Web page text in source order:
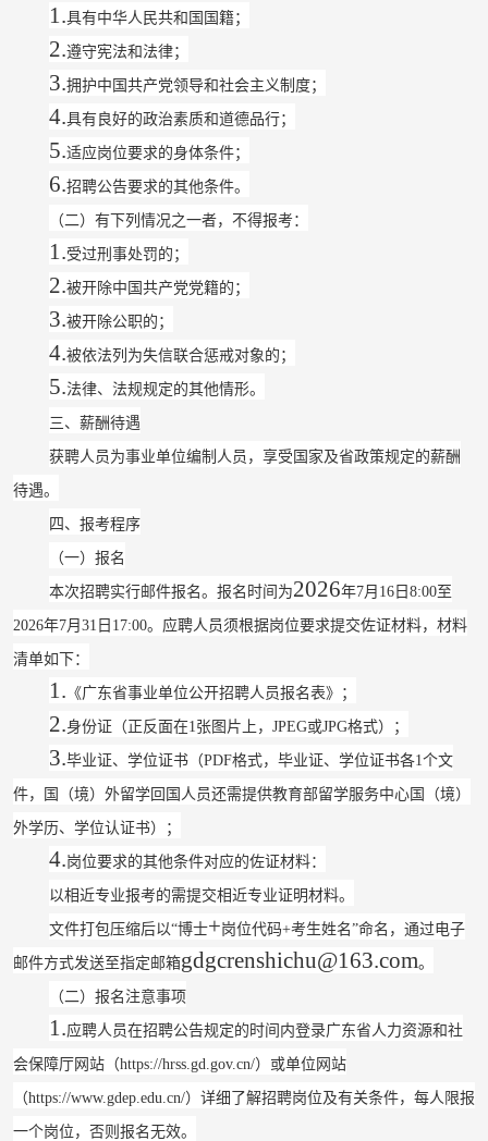
1.具有中华人民共和国国籍；
2.遵守宪法和法律；
3.拥护中国共产党领导和社会主义制度；
4.具有良好的政治素质和道德品行；
5.适应岗位要求的身体条件；
6.招聘公告要求的其他条件。
（二）有下列情况之一者，不得报考：
1.受过刑事处罚的；
2.被开除中国共产党党籍的；
3.被开除公职的；
4.被依法列为失信联合惩戒对象的；
5.法律、法规规定的其他情形。
三、薪酬待遇
获聘人员为事业单位编制人员，享受国家及省政策规定的薪酬
待遇。
四、报考程序
（一）报名
本次招聘实行邮件报名。报名时间为2026年7月 16 日8:00至
2026年7月 31 日 17:00。应聘人员须根据岗位要求提交佐证材料，材料
清单如下：
1. 《广东省事业单位公开招聘人员报名表》；
2.身份证（正反面在1 张图片上，JPEG或JPG格式）；
3.毕业证、学位证书（PDF格式，毕业证、学位证书各1个文
件，国（境）外留学回国人员还需提供教育部留学服务中心国（境）
外学历、学位认证书）；
4.岗位要求的其他条件对应的佐证材料：
以相近专业报考的需提交相近专业证明材料。
文件打包压缩后以“博士+岗位代码+考生姓名”命名，通过电子
邮件方式发送至指定邮箱gdgcrenshichu@163.com。
（二）报名注意事项
1.应聘人员在招聘公告规定的时间内登录广东省人力资源和社
会保障厅网站（https://hrss.gd.gov.cn/）或单位网站
（https://www.gdep.edu.cn/）详细了解招聘岗位及有关条件，每人限报
一个岗位，否则报名无效。